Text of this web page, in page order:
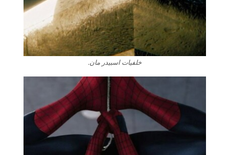
خلفيات اسبيدر مان.